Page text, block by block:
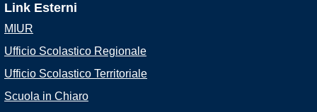
Link Esterni
MIUR
Ufficio Scolastico Regionale
Ufficio Scolastico Territoriale
Scuola in Chiaro